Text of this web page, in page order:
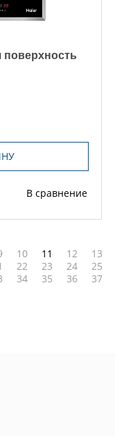
поверхность
В сравнение
10 11 12
13
22 23 24
25
34 35 36
37